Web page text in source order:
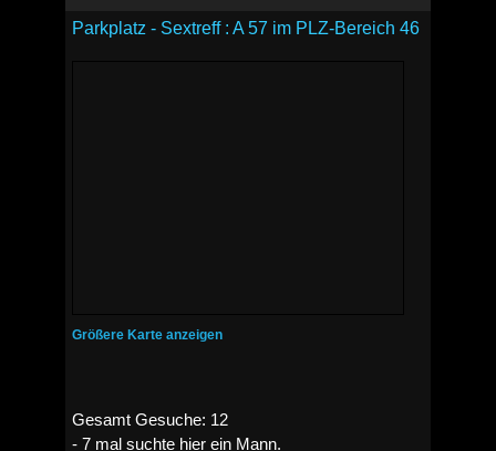
Parkplatz - Sextreff : A 57 im PLZ-Bereich 46
Größere Karte anzeigen
Gesamt Gesuche: 12
- 7 mal suchte hier ein Mann.